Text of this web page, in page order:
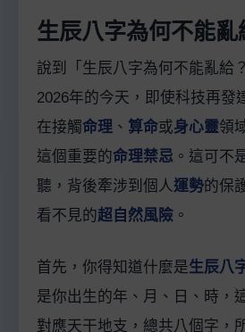
生辰八字為何不能亂
說到「生辰八字為何不能亂給
2026年的今天，即使科技再發
在接觸命理 、 算命或身心靈領
這個重要的命理禁忌 。這可不
聽，背後牽涉到個人運勢的保
看不見的超自然風險 。
首先，你得知道什麼是生辰八
是你出生的年、月、日、時，
對應天干地支，總共八個字，